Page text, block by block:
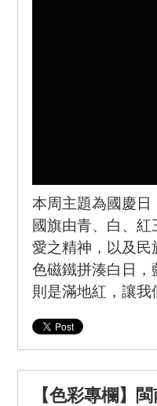
本周主題為國慶日
國旗由青、白、
愛之精神，以及民
色磁鐵拼湊白日，
則是滿地紅，讓
【色彩專欄】